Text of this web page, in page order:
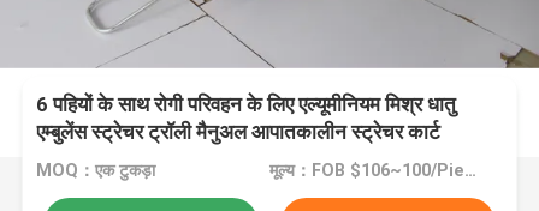
6 पहियों के साथ रोगी परिवहन के लिए एल्यूमीनियम मिश्र धातु
एम्बुलेंस स्ट्रेचर ट्रॉली मैनुअल आपातकालीन स्ट्रेचर कार्ट
MOQ：एक टुकड़ा मूल्य：FOB $106~100/Piece